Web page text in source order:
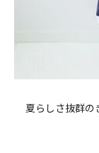
夏らしさ抜群